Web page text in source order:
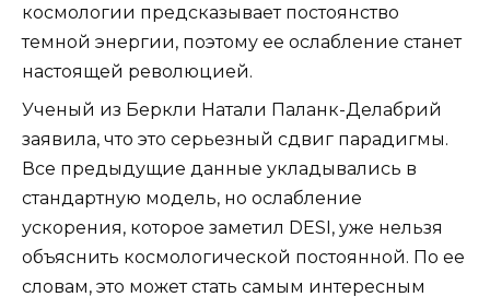
космологии предсказывает постоянство
темной энергии, поэтому ее ослабление станет
настоящей революцией.
Ученый из Беркли Натали Паланк-Делабрий
заявила, что это серьезный сдвиг парадигмы.
Все предыдущие данные укладывались в
стандартную модель, но ослабление
ускорения, которое заметил DESI, уже нельзя
объяснить космологической постоянной. По ее
словам, это может стать самым интересным